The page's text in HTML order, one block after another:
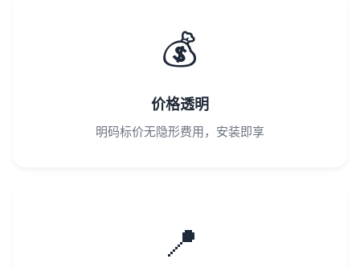
💰
价格透明
明码标价无隐形费用，安装即享
📍